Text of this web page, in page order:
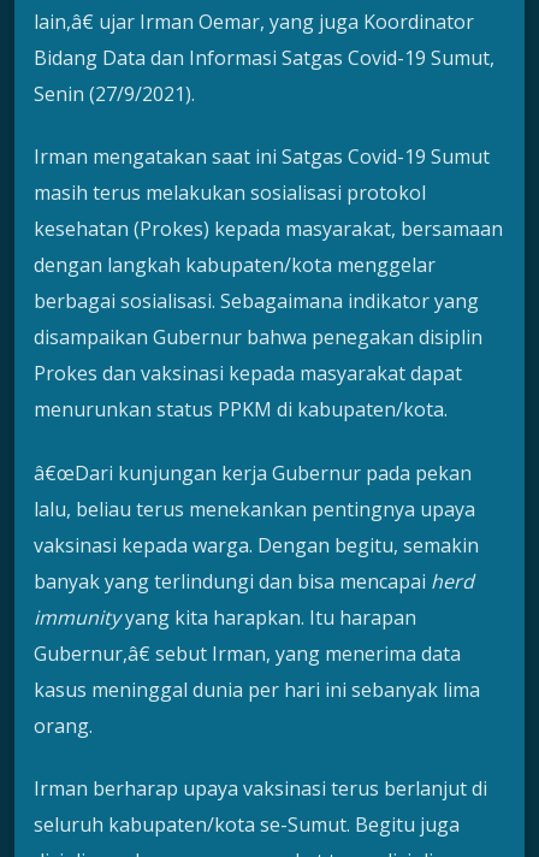
lain,â€ ujar Irman Oemar, yang juga Koordinator
Bidang Data dan Informasi Satgas Covid-19 Sumut,
Senin (27/9/2021).
Irman mengatakan saat ini Satgas Covid-19 Sumut
masih terus melakukan sosialisasi protokol
kesehatan (Prokes) kepada masyarakat, bersamaan
dengan langkah kabupaten/kota menggelar
berbagai sosialisasi. Sebagaimana indikator yang
disampaikan Gubernur bahwa penegakan disiplin
Prokes dan vaksinasi kepada masyarakat dapat
menurunkan status PPKM di kabupaten/kota.
â€œDari kunjungan kerja Gubernur pada pekan
lalu, beliau terus menekankan pentingnya upaya
vaksinasi kepada warga. Dengan begitu, semakin
banyak yang terlindungi dan bisa mencapai herd
immunityyang kita harapkan. Itu harapan
Gubernur,â€ sebut Irman, yang menerima data
kasus meninggal dunia per hari ini sebanyak lima
orang.
Irman berharap upaya vaksinasi terus berlanjut di
seluruh kabupaten/kota se-Sumut. Begitu juga